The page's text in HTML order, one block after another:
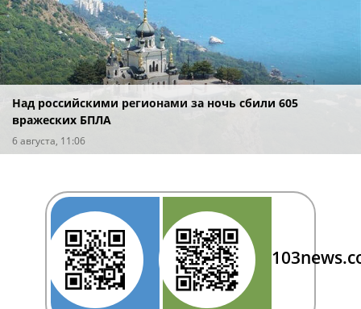
Над российскими регионами за ночь сбили 605
вражеских БПЛА
6 августа, 11:06